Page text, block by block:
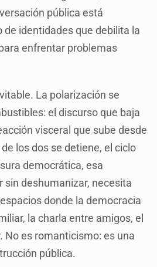
pública está
de identidades que debilita la
enfrentar problemas
La polarización se
el discurso que baja
visceral que sube desde
los dos se detiene, el ciclo
democrática, esa
sin deshumanizar, necesita
donde la democracia
la charla entre amigos, el
No es romanticismo: es una
pública.